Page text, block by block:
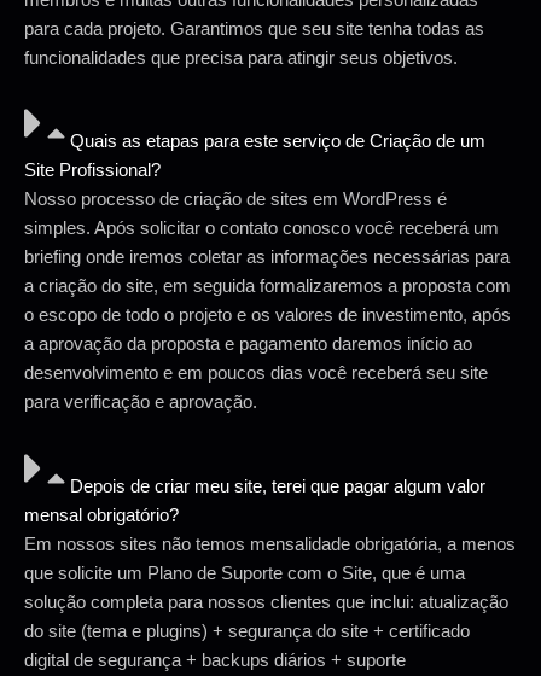
para cada projeto. Garantimos que seu site tenha todas as
funcionalidades que precisa para atingir seus objetivos.
Quais as etapas para este serviço de Criação de um
Site Profissional?
Nosso processo de criação de sites em WordPress é
simples. Após solicitar o contato conosco você receberá um
briefing onde iremos coletar as informações necessárias para
a criação do site, em seguida formalizaremos a proposta com
o escopo de todo o projeto e os valores de investimento, após
a aprovação da proposta e pagamento daremos início ao
desenvolvimento e em poucos dias você receberá seu site
para verificação e aprovação.
Depois de criar meu site, terei que pagar algum valor
mensal obrigatório?
Em nossos sites não temos mensalidade obrigatória, a menos
que solicite um Plano de Suporte com o Site, que é uma
solução completa para nossos clientes que inclui: atualização
do site (tema e plugins) + segurança do site + certificado
digital de segurança + backups diários + suporte